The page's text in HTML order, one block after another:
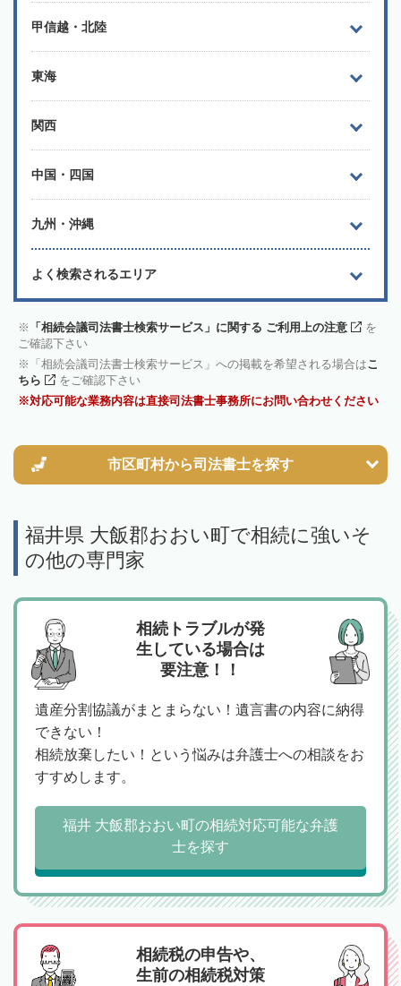
甲信越・北陸
東海
関西
中国・四国
九州・沖縄
よく検索されるエリア
「相続会議司法書士検索サービス」に関する ご利用上の注意
を
ご確認下さい
「相続会議司法書士検索サービス」への掲載を希望される場合はこ
ちら
をご確認下さい
対応可能な業務内容は直接司法書士事務所にお問い合わせください
市区町村から司法書士を探す
福井県 大飯郡おおい町で相続に強いそ
の他の専門家
相続トラブルが発
生している場合は
要注意！！
遺産分割協議がまとまらない！遺言書の内容に納得
できない！
相続放棄したい！という悩みは弁護士への相談をお
すすめします。
福井 大飯郡おおい町の相続対応可能な弁護
士を探す
相続税の申告や、
生前の相続税対策